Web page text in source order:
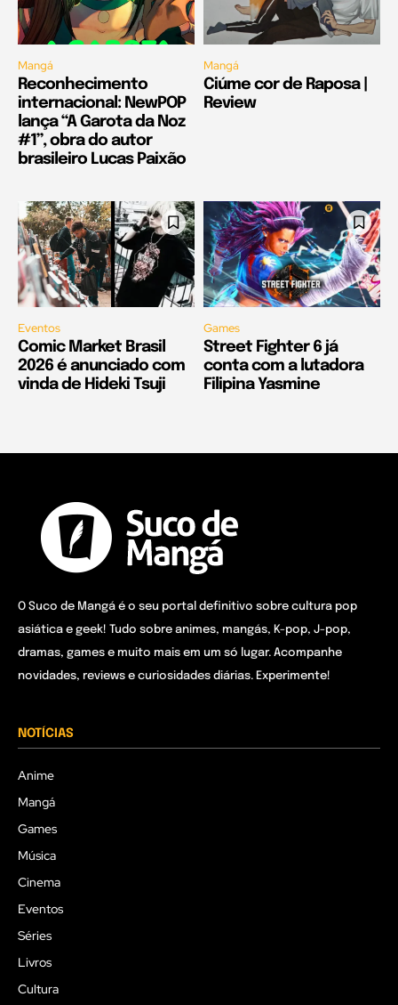
Mangá
Reconhecimento
internacional: NewPOP
lança “A Garota da Noz
#1”, obra do autor
brasileiro Lucas Paixão
Mangá
Ciúme cor de Raposa |
Review
Eventos
Comic Market Brasil
2026 é anunciado com
vinda de Hideki Tsuji
Games
Street Fighter 6 já
conta com a lutadora
Filipina Yasmine
O Suco de Mangá é o seu portal definitivo sobre cultura pop
asiática e geek! Tudo sobre animes, mangás, K-pop, J-pop,
dramas, games e muito mais em um só lugar. Acompanhe
novidades, reviews e curiosidades diárias. Experimente!
NOTÍCIAS
Anime
Mangá
Games
Música
Cinema
Eventos
Séries
Livros
Cultura